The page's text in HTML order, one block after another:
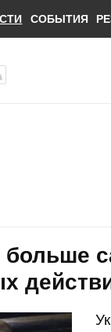
СОБЫТИЯ